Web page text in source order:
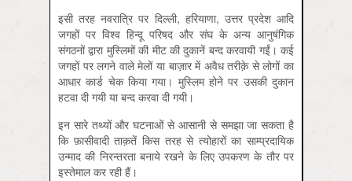
इसी तरह नवरात्रि पर दिल्ली, हरियाणा, उत्तर प्रदेश आदि
जगहों पर विश्व हिन्दू परिषद और संघ के अन्य आनुषंगिक
संगठनों द्वारा मुस्लिमों की मीट की दुकानें बन्द करवायी गईं। कई
जगहों पर लगने वाले मेलों या बाज़ार में अवैध तरीक़े से लोगों का
आधार कार्ड चेक किया गया। मुस्लिम होने पर उसकी दुकान
हटवा दी गयी या बन्द करवा दी गयी।
इन सारे तथ्यों और घटनाओं से आसानी से समझा जा सकता है
कि फ़ासीवादी ताक़तें किस तरह से त्योहारों का साम्प्रदायिक
उन्माद की निरन्तरता बनाये रखने के लिए उपकरण के तौर पर
इस्तेमाल कर रही हैं।